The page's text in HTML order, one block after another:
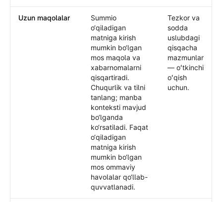
Uzun maqolalar
Summio
o‘qiladigan
matniga kirish
mumkin bo‘lgan
mos maqola va
xabarnomalarni
qisqartiradi.
Chuqurlik va tilni
tanlang; manba
konteksti mavjud
bo‘lganda
ko‘rsatiladi. Faqat
o‘qiladigan
matniga kirish
mumkin bo‘lgan
mos ommaviy
havolalar qo‘llab-
quvvatlanadi.
Tezkor va
sodda
uslubdagi
qisqacha
mazmunlar
— oʻtkinchi
oʻqish
uchun.